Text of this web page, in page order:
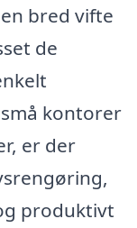
bred vifte
de
kontorer
er der
produktivt